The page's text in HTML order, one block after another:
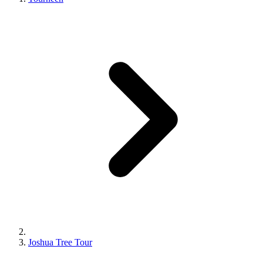
Joshua Tree Tour